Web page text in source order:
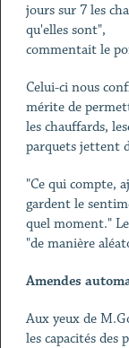
jours sur 7 les
qu'elles sont",
commentait le
Celui-ci nous
mérite de
les chauffards,
parquets jettent
"Ce qui compte,
gardent le
quel moment."
"de manière
Amendes
Aux yeux de
les capacités des